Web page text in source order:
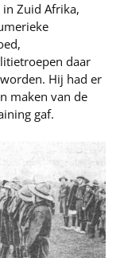
Zuid Afrika,
daar
Hij had er
maken van de
gaf.